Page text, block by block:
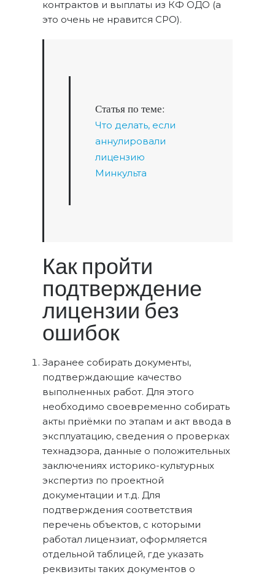
контрактов и выплаты из КФ ОДО (а
это очень не нравится СРО).
Статья по теме:
Что делать, если
аннулировали
лицензию
Минкульта
Как пройти
подтверждение
лицензии без
ошибок
Заранее собирать документы,
подтверждающие качество
выполненных работ. Для этого
необходимо своевременно собирать
акты приёмки по этапам и акт ввода в
эксплуатацию, сведения о проверках
технадзора, данные о положительных
заключениях историко-культурных
экспертиз по проектной
документации и т.д. Для
подтверждения соответствия
перечень объектов, с которыми
работал лицензиат, оформляется
отдельной таблицей, где указать
реквизиты таких документов о